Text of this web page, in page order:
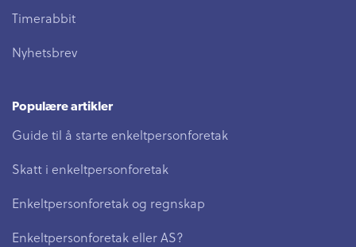
Timerabbit
Nyhetsbrev
Populære artikler
Guide til å starte enkeltpersonforetak
Skatt i enkeltpersonforetak
Enkeltpersonforetak og regnskap
Enkeltpersonforetak eller AS?